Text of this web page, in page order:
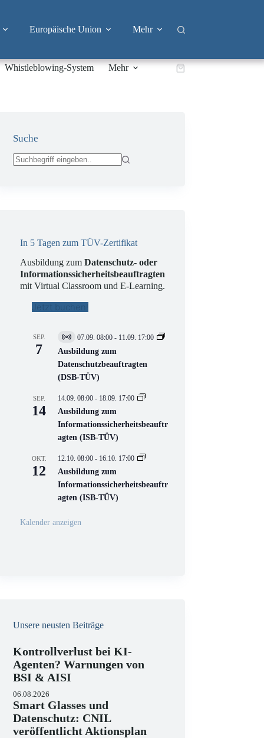
Europäische Union Mehr
Whistleblowing-System Mehr Warenkorb
Suche
In 5 Tagen zum TÜV-Zertifikat
Ausbildung zumDatenschutz- oder
Informationssicherheitsbeauftragten
mit Virtual Classroom und E-Learning.
Jetzt buchen!
SEP.
7
V
i
t
u
l
V
e
r
n
s
t
a
t
n
07.09. 08:00 - 11.09. 17:00
Ausbildung zum
Datenschutzbeauftragten
(DSB-TÜV)
SEP.
14
14.09. 08:00 - 18.09. 17:00
Ausbildung zum
Informationssicherheitsbeauftr
agten (ISB-TÜV)
OKT.
12
12.10. 08:00 - 16.10. 17:00
Ausbildung zum
Informationssicherheitsbeauftr
agten (ISB-TÜV)
Kalender anzeigen
Unsere neusten Beiträge
Kontrollverlust bei KI-
Agenten? Warnungen von
BSI & AISI
06.08.2026
Smart Glasses und
Datenschutz: CNIL
veröffentlicht Aktionsplan